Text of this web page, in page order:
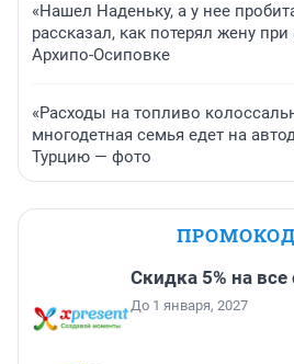
«Нашел Наденьку, а у нее
рассказал, как потерял жену
Архипо-Осиповке
«Расходы на топливо
многодетная семья едет на
Турцию — фото
Скидка 5% на
До 1 января, 2027